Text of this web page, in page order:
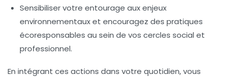
Sensibiliser votre entourage aux enjeux
environnementaux et encouragez des pratiques
écoresponsables au sein de vos cercles social et
professionnel.
En intégrant ces actions dans votre quotidien, vous